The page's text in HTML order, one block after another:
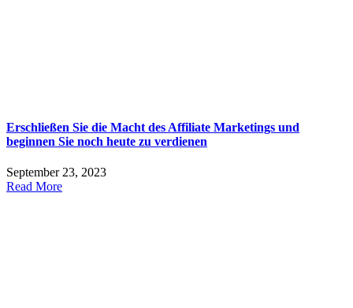
Erschließen Sie die Macht des Affiliate Marketings und
beginnen Sie noch heute zu verdienen
September 23, 2023
Read More